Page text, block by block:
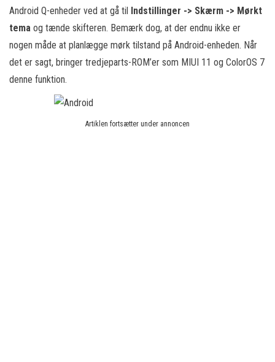
Android Q-enheder ved at gå til Indstillinger -> Skærm -> Mørkt
tema og tænde skifteren. Bemærk dog, at der endnu ikke er
nogen måde at planlægge mørk tilstand på Android-enheden. Når
det er sagt, bringer tredjeparts-ROM’er som MIUI 11 og ColorOS 7
denne funktion.
Artiklen fortsætter under annoncen